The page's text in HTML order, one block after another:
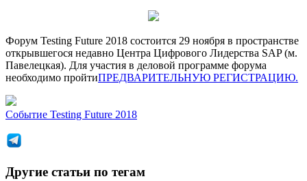
Форум Testing Future 2018 состоится 29 ноября в пространстве
открывшегося недавно Центра Цифрового Лидерства SAP (м.
Павелецкая). Для участия в деловой программе форума
необходимо пройтиПРЕДВАРИТЕЛЬНУЮ РЕГИСТРАЦИЮ.
Событие Testing Future 2018
Другие статьи по тегам